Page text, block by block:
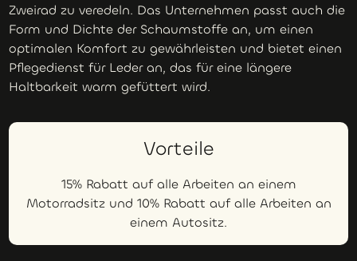
Zweirad zu veredeln. Das Unternehmen passt auch die
Form und Dichte der Schaumstoffe an, um einen
optimalen Komfort zu gewährleisten und bietet einen
Pflegedienst für Leder an, das für eine längere
Haltbarkeit warm gefüttert wird.
Vorteile
15% Rabatt auf alle Arbeiten an einem
Motorradsitz und 10% Rabatt auf alle Arbeiten an
einem Autositz.